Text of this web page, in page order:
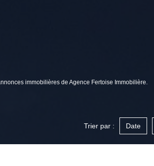
immobilières de Agence Fertoise Immobilière.
Trier par : Date